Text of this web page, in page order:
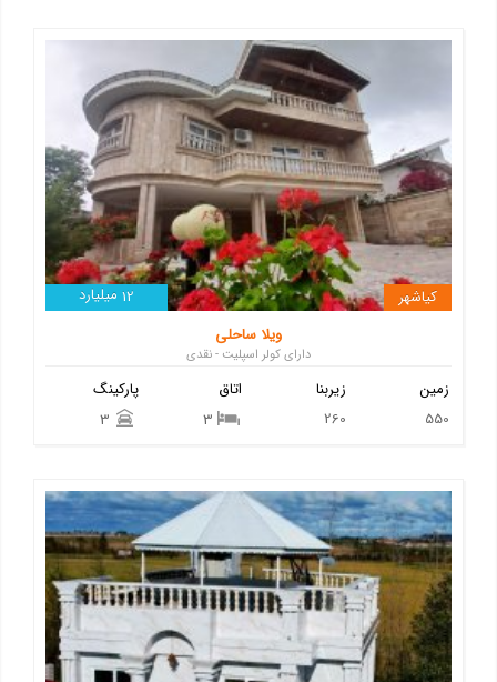
12 میلیارد
کیاشهر
ویلا ساحلی
دارای کولر اسپلیت - نقدی
پارکینگ
اتاق
3
زیربنا
260
زمین
550